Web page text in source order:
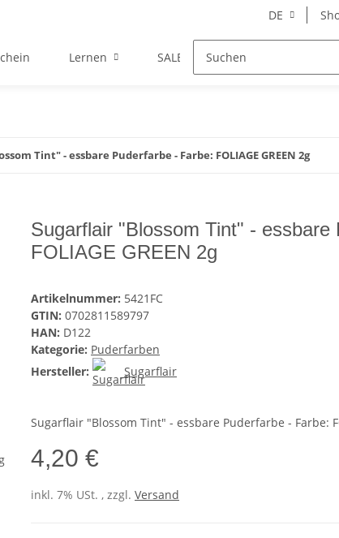
DE
Lernen SALE Hersteller
Tint" - essbare Puderfarbe - Farbe: FOLIAGE GREEN 2g
Sugarflair "Blossom Tint" - essbare
FOLIAGE GREEN 2g
Artikelnummer: 5421FC
GTIN: 0702811589797
HAN: D122
Kategorie: Puderfarben
Hersteller:
Sugarflair
Sugarflair "Blossom Tint" - essbare Puderfarbe - Farbe:
4,20 €
inkl. 7% USt. , zzgl. Versand